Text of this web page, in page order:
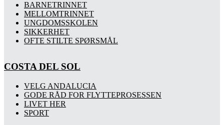
BARNETRINNET
MELLOMTRINNET
UNGDOMSSKOLEN
SIKKERHET
OFTE STILTE SPØRSMÅL
COSTA DEL SOL
VELG ANDALUCIA
GODE RÅD FOR FLYTTEPROSESSEN
LIVET HER
SPORT